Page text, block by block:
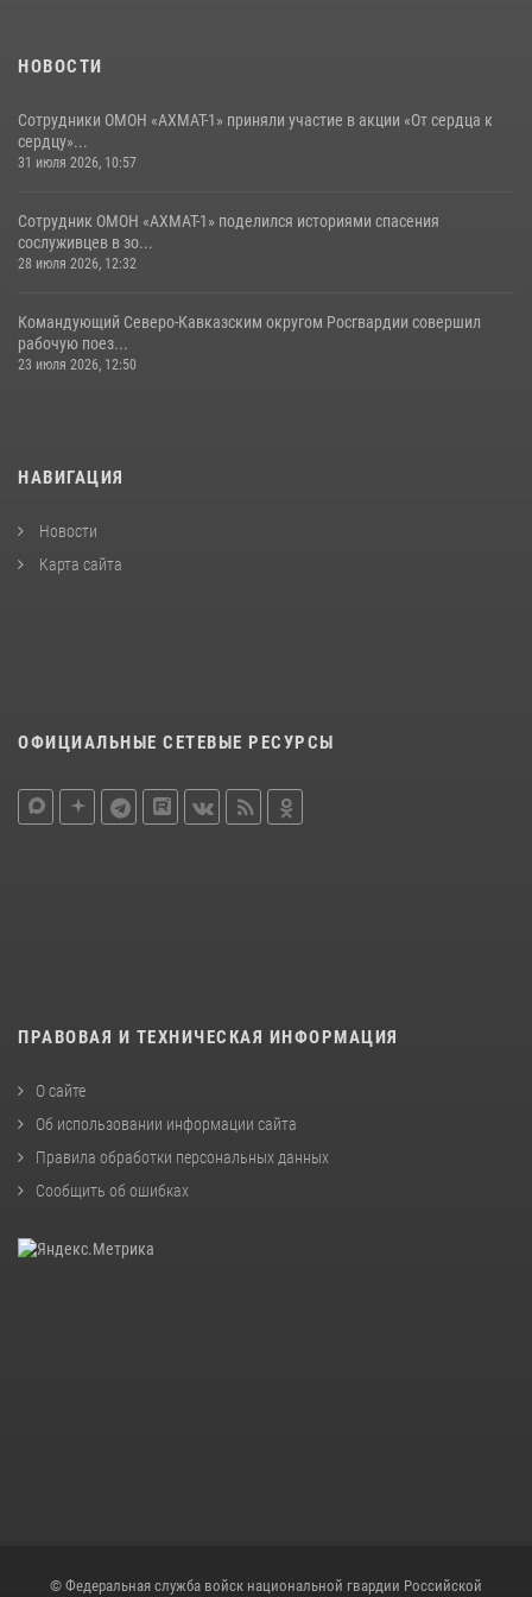
НОВОСТИ
Сотрудники ОМОН «АХМАТ-1» приняли участие в акции «От сердца к
сердцу»...
31 июля 2026, 10:57
Сотрудник ОМОН «АХМАТ-1» поделился историями спасения
сослуживцев в зо...
28 июля 2026, 12:32
Командующий Северо-Кавказским округом Росгвардии совершил
рабочую поез...
23 июля 2026, 12:50
НАВИГАЦИЯ
Новости
Карта сайта
ОФИЦИАЛЬНЫЕ СЕТЕВЫЕ РЕСУРСЫ
ПРАВОВАЯ И ТЕХНИЧЕСКАЯ ИНФОРМАЦИЯ
О сайте
Об использовании информации сайта
Правила обработки персональных данных
Сообщить об ошибках
© Федеральная служба войск национальной гвардии Российской